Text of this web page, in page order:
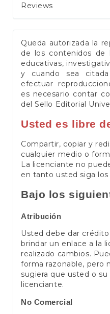
Reviews
Queda autorizada la
de los contenidos de
educativas,
y cuando sea
efectuar
es necesario contar
del Sello Editorial
Usted es libre
Compartir, copiar y
cualquier medio o
La licenciante no
en tanto usted siga
Bajo los
Atribución
Usted debe dar
brindar un enlace a la
realizado cambios.
forma razonable, pero
sugiera que usted o
licenciante.
No Comercial